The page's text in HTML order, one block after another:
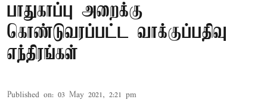
பாதுகாப்பு அறைக்கு
கொண்டுவரப்பட்ட வாக்குப்பதிவு
எந்திரங்கள்
Published on: 03 May 2021, 2:21 pm